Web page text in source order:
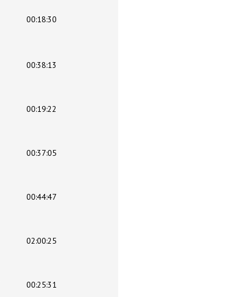
00:18:30
00:38:13
00:19:22
00:37:05
00:44:47
02:00:25
00:25:31